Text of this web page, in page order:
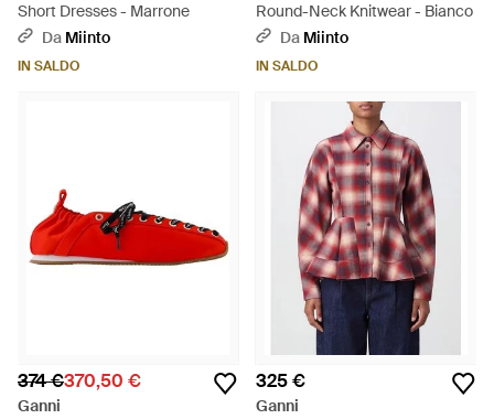
Short Dresses - Marrone
Da Miinto
IN SALDO
Round-Neck Knitwear - Bianco
Da Miinto
IN SALDO
374 €370,50 €
Ganni
325 €
Ganni